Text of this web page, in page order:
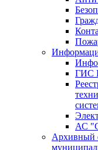
ГИС
АС
Архивный